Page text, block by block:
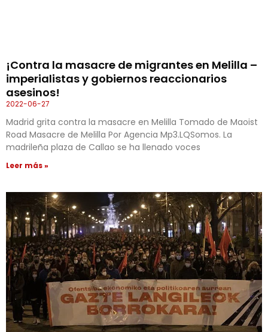
¡Contra la masacre de migrantes en Melilla –
imperialistas y gobiernos reaccionarios
asesinos!
2022-06-27
Madrid grita contra la masacre en Melilla Tomado de Maoist
Road Masacre de Melilla Por Agencia Mp3.LQSomos. La
madrileña plaza de Callao se ha llenado voces
Leer más »